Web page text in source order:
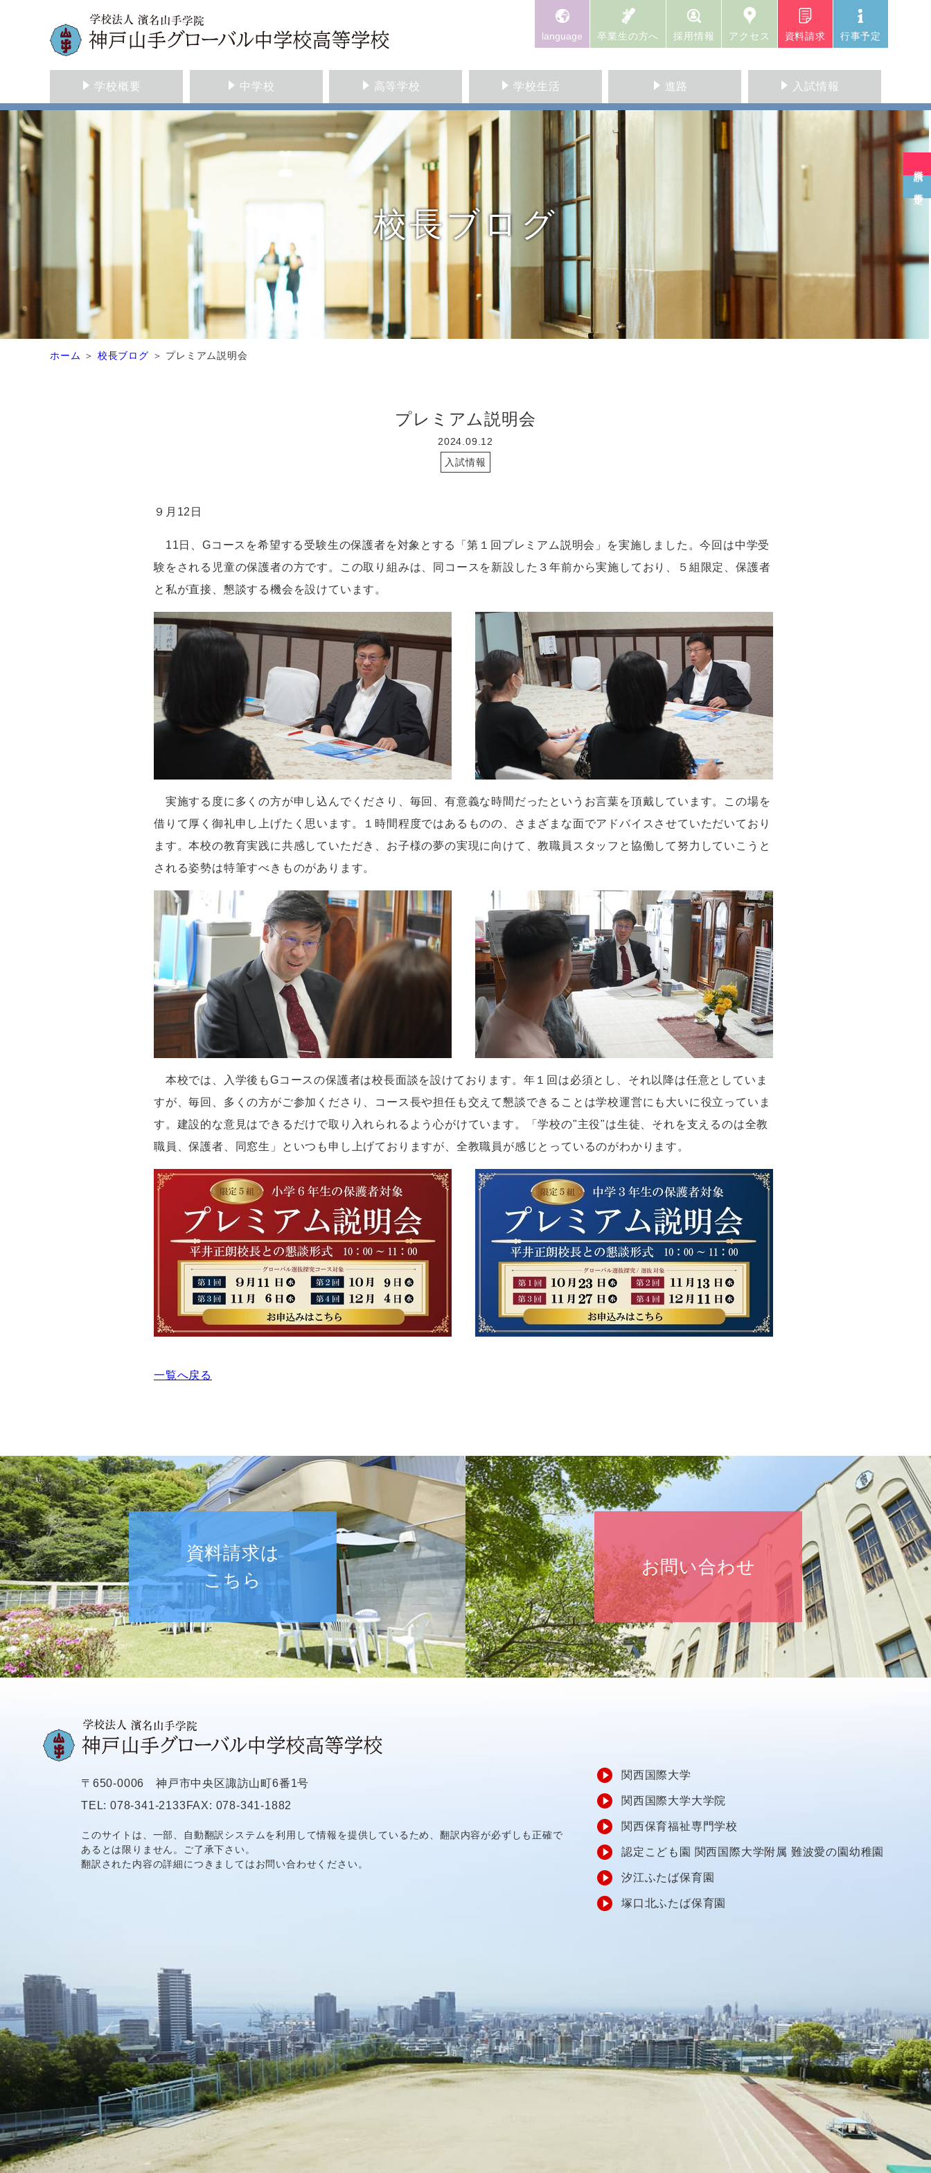
language 卒業生の方へ 採用情報 アクセス 資料請求 行事予定
学校概要 中学校 高等学校 学校生活 進路 入試情報
校長ブログ
ホーム 校長ブログ プレミアム説明会
プレミアム説明会
2024.09.12
入試情報
９月 12 日
11 日、Gコースを希望する受験生の保護者を対象とする「第１回プレミアム説明会」を実施しました。今回は中学受
験をされる児童の保護者の方です。この取り組みは、同コースを新設した３年前から実施しており、５組限定、保護者
と私が直接、懇談する機会を設けています。
実施する度に多くの方が申し込んでくださり、毎回、有意義な時間だったというお言葉を頂戴しています。この場を
借りて厚く御礼申し上げたく思います。１時間程度ではあるものの、さまざまな面でアドバイスさせていただいており
ます。本校の教育実践に共感していただき、お子様の夢の実現に向けて、教職員スタッフと協働して努力していこうと
される姿勢は特筆すべきものがあります。
本校では、入学後もGコースの保護者は校長面談を設けております。年１回は必須とし、それ以降は任意としていま
すが、毎回、多くの方がご参加くださり、コース長や担任も交えて懇談できることは学校運営にも大いに役立っていま
す。建設的な意見はできるだけで取り入れられるよう心がけています。「学校の"主役"は生徒、それを支えるのは全教
職員、保護者、同窓生」といつも申し上げておりますが、全教職員が感じとっているのがわかります。
一覧へ戻る
資料請求は
こちら
お問い合わせ
関西国際大学
関西国際大学大学院
関西保育福祉専門学校
認定こども園 関西国際大学附属 難波愛の園幼稚園
汐江ふたば保育園
塚口北ふたば保育園
〒650-0006 神戸市中央区諏訪山町6番1号
TEL: 078-341-2133FAX: 078-341-1882
このサイトは、一部、自動翻訳システムを利用して情報を提供しているため、翻訳内容が必ずしも正確で
あるとは限りません。ご了承下さい。
翻訳された内容の詳細につきましてはお問い合わせください。